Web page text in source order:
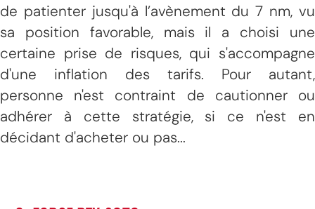
de patienter jusqu'à l’avènement du 7 nm, vu
sa position favorable, mais il a choisi une
certaine prise de risques, qui s'accompagne
d'une inflation des tarifs. Pour autant,
personne n'est contraint de cautionner ou
adhérer à cette stratégie, si ce n'est en
décidant d'acheter ou pas...